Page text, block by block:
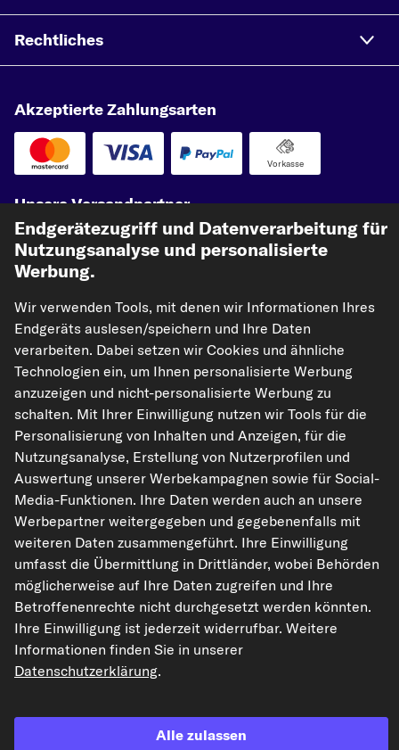
Rechtliches
Akzeptierte Zahlungsarten
Vorkasse
Unsere Versandpartner
kfzteile24.de carpardoo.nl
carpardoo.fr
carpardoo.dk
Die hier dargestellten Daten, insbesondere die gesamte Datenbank, dürfen
nicht vervielfältigt werden. Die Vervielfältigung und Verbreitung der Daten und
der Datenbank ohne vorherige Einwilligung von TecAlliance und/oder die
Einbeziehung Dritter in solche Aktivitäten ist streng verboten. Jegliche
unautorisierte Nutzung von Inhalten stellt eine Verletzung des Urheberrechts
dar und kann rechtliche Schritte nach sich ziehen.
Vertrag widerrufen
© 2026 kfzteile24 GmbH - Alle Rechte vorbehalten.
Endgerätezugriff und Datenverarbeitung für
Nutzungsanalyse und personalisierte
Werbung.
Wir verwenden Tools, mit denen wir Informationen Ihres
Endgeräts auslesen/speichern und Ihre Daten
verarbeiten. Dabei setzen wir Cookies und ähnliche
Technologien ein, um Ihnen personalisierte Werbung
anzuzeigen und nicht-personalisierte Werbung zu
schalten. Mit Ihrer Einwilligung nutzen wir Tools für die
Personalisierung von Inhalten und Anzeigen, für die
Nutzungsanalyse, Erstellung von Nutzerprofilen und
Auswertung unserer Werbekampagnen sowie für Social-
Media-Funktionen. Ihre Daten werden auch an unsere
Werbepartner weitergegeben und gegebenenfalls mit
weiteren Daten zusammengeführt. Ihre Einwilligung
umfasst die Übermittlung in Drittländer, wobei Behörden
möglicherweise auf Ihre Daten zugreifen und Ihre
Betroffenenrechte nicht durchgesetzt werden könnten.
Ihre Einwilligung ist jederzeit widerrufbar. Weitere
Informationen finden Sie in unserer
Datenschutzerklärung.
Alle zulassen